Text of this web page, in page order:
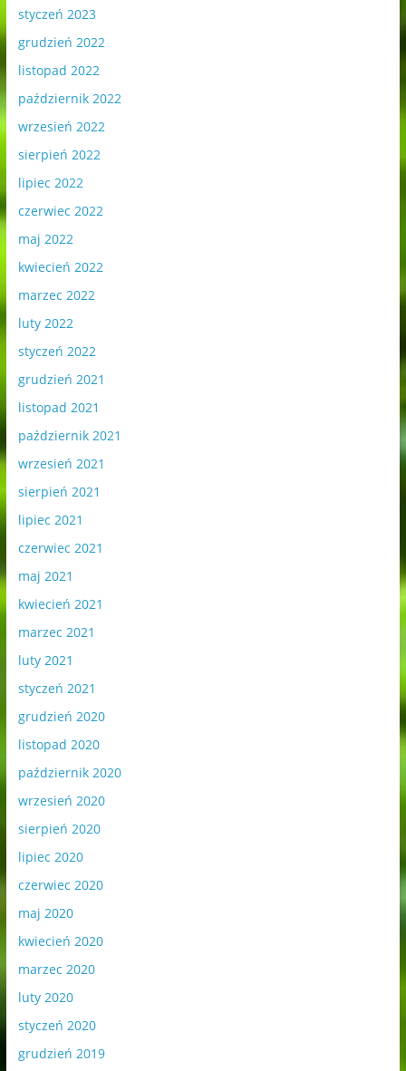
styczeń 2023
grudzień 2022
listopad 2022
październik 2022
wrzesień 2022
sierpień 2022
lipiec 2022
czerwiec 2022
maj 2022
kwiecień 2022
marzec 2022
luty 2022
styczeń 2022
grudzień 2021
listopad 2021
październik 2021
wrzesień 2021
sierpień 2021
lipiec 2021
czerwiec 2021
maj 2021
kwiecień 2021
marzec 2021
luty 2021
styczeń 2021
grudzień 2020
listopad 2020
październik 2020
wrzesień 2020
sierpień 2020
lipiec 2020
czerwiec 2020
maj 2020
kwiecień 2020
marzec 2020
luty 2020
styczeń 2020
grudzień 2019